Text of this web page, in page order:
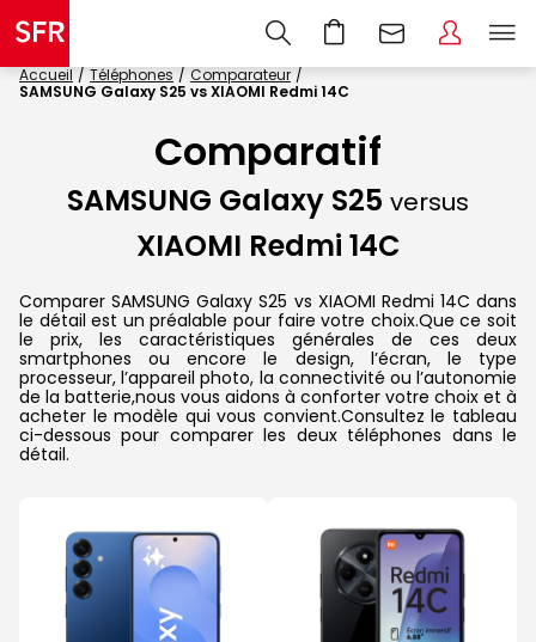
Accueil Téléphones
Comparateur
SAMSUNG Galaxy S25 vs XIAOMI Redmi 14C
Comparatif
SAMSUNG Galaxy S25 versus
XIAOMI Redmi 14C
Comparer SAMSUNG Galaxy S25 vs XIAOMI Redmi 14C dans
le détail est un préalable pour faire votre choix.Que ce soit
le prix, les caractéristiques générales de ces deux
smartphones ou encore le design, l’écran, le type
processeur, l’appareil photo, la connectivité ou l’autonomie
de la batterie,nous vous aidons à conforter votre choix et à
acheter le modèle qui vous convient.Consultez le tableau
ci-dessous pour comparer les deux téléphones dans le
détail.